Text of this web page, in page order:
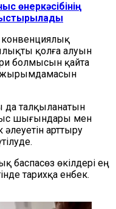
өнеркәсібінің
конвенциялық
қолға алуын
болмысын қайта
талқыланатын
шығындары мен
әлеуетін арттыру
баспасөз өкілдері ең
тарихқа енбек.